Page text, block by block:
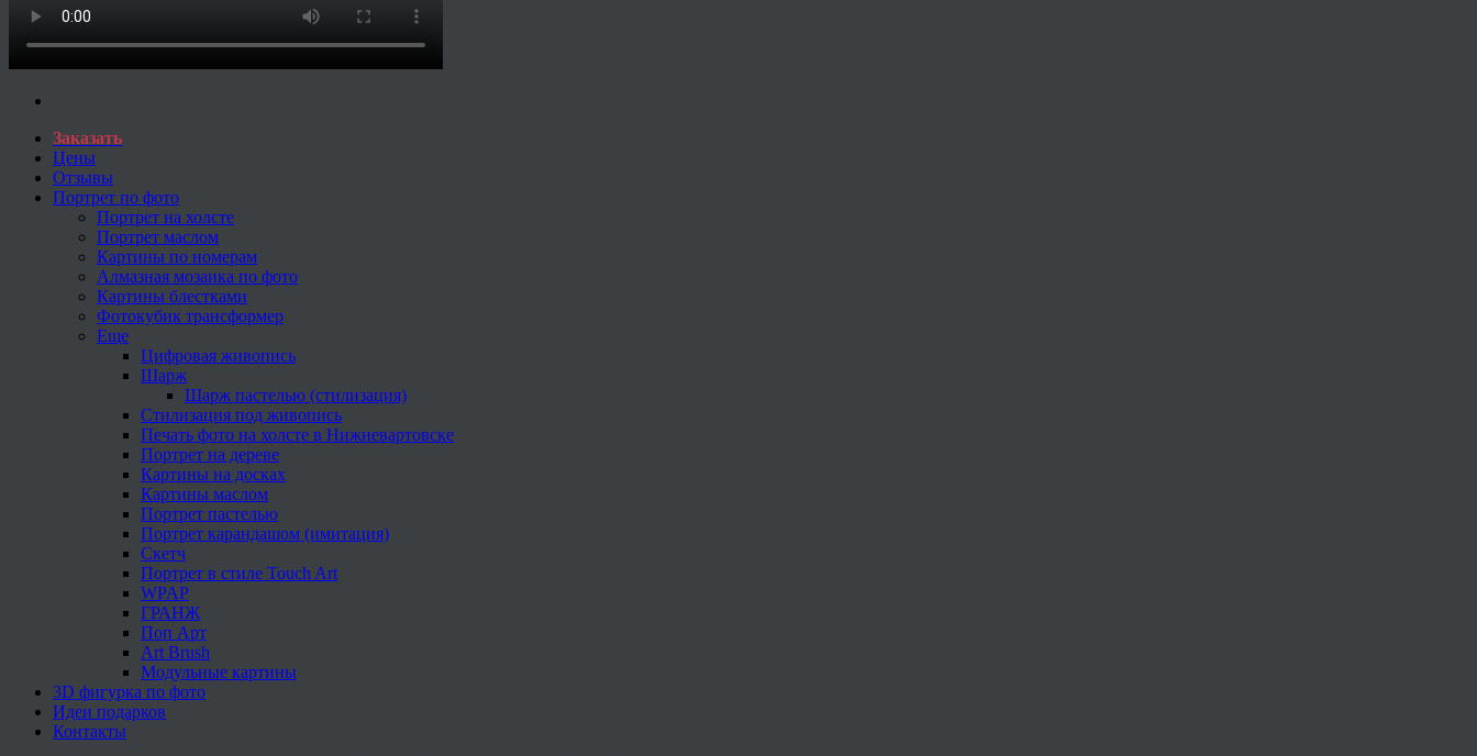
Заказать
Цены
Отзывы
Портрет по фото
Портрет на холсте
Портрет маслом
Картины по номерам
Алмазная мозаика по фото
Картины блестками
Фотокубик трансформер
Еще
Цифровая живопись
Шарж
Шарж пастелью (стилизация)
Стилизация под живопись
Печать фото на холсте в Нижневартовске
Портрет на дереве
Картины на досках
Картины маслом
Портрет пастелью
Портрет карандашом (имитация)
Скетч
Портрет в стиле Touch Art
WPAP
ГРАНЖ
Поп Арт
Art Brush
Модульные картины
3D фигурка по фото
Идеи подарков
Контакты